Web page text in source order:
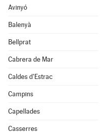
Avinyó
Balenyà
Bellprat
Cabrera de Mar
Caldes d'Estrac
Campins
Capellades
Casserres